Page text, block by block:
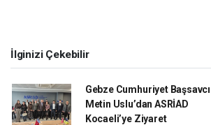
İlginizi Çekebilir
Gebze Cumhuriyet
Metin Uslu’dan ASRİAD
Kocaeli’ye Ziyaret